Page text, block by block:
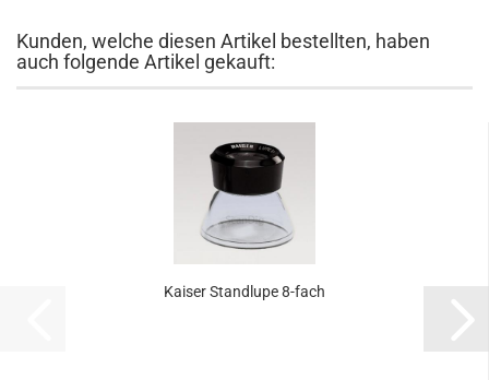
Kunden, welche diesen Artikel bestellten, haben
auch folgende Artikel gekauft:
Kaiser Standlupe 8-fach